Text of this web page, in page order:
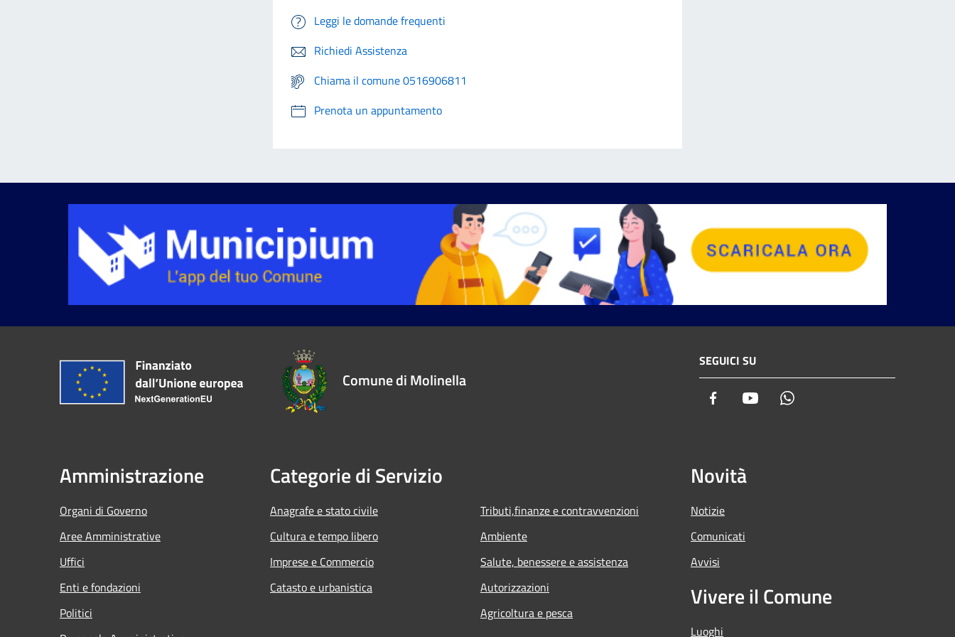
Leggi le domande frequenti
Richiedi Assistenza
Chiama il comune 0516906811
Prenota un appuntamento
Comune di Molinella
SEGUICI SU
Facebook Youtube
Amministrazione
Organi di Governo
Aree Amministrative
Uffici
Enti e fondazioni
Politici
Categorie di Servizio
Anagrafe e stato civile
Cultura e tempo libero
Imprese e Commercio
Catasto e urbanistica
Tributi,finanze e contravvenzioni
Ambiente
Salute, benessere e assistenza
Autorizzazioni
Agricoltura e pesca
Novità
Notizie
Comunicati
Avvisi
Vivere il Comune
Luoghi